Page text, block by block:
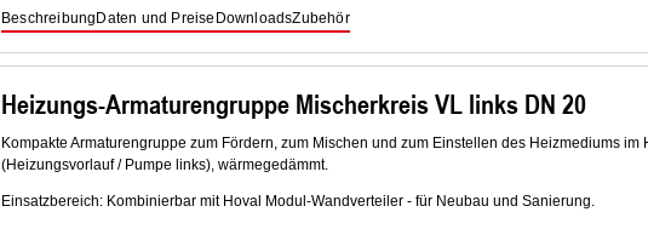
Beschreibung Daten und Preise DownloadsZubehör
Heizungs-Armaturengruppe Mischerkreis VL links DN 20
Kompakte Armaturengruppe zum Fördern, zum Mischen und zum Einstellen des Heizmediums im
(Heizungsvorlauf / Pumpe links), wärmegedämmt.
Einsatzbereich: Kombinierbar mit Hoval Modul-Wandverteiler - für Neubau und Sanierung.